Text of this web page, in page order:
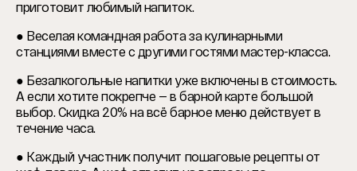
приготовит любимый напиток.
● Веселая командная работа за кулинарными
станциями вместе с другими гостями мастер-класса.
● Безалкогольные напитки уже включены в стоимость.
А если хотите покрепче — в барной карте большой
выбор. Скидка 20% на всё барное меню действует в
течение часа.
● Каждый участник получит пошаговые рецепты от